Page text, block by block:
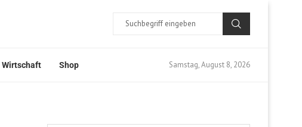
Wirtschaft Shop Samstag, August 8, 2026